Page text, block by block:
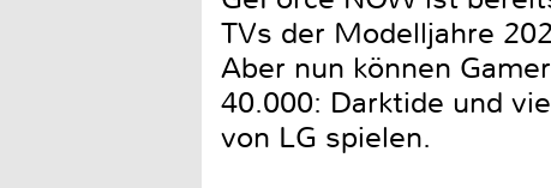
TVs der Modelljahre
Aber nun können
40.000: Darktide und
von LG spielen.